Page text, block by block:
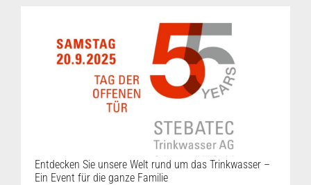
Entdecken Sie unsere Welt rund um das Trinkwasser –
Ein Event für die ganze Familie